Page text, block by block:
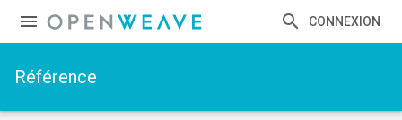
CONNEXION
Référence